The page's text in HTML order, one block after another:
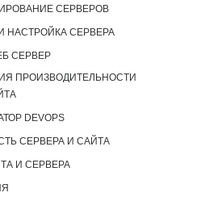
СЕРВЕРОВ
НАСТРОЙКА СЕРВЕРА
СЕРВЕР
ПРОИЗВОДИТЕЛЬНОСТИ
DEVOPS
СЕРВЕРА И САЙТА
И СЕРВЕРА